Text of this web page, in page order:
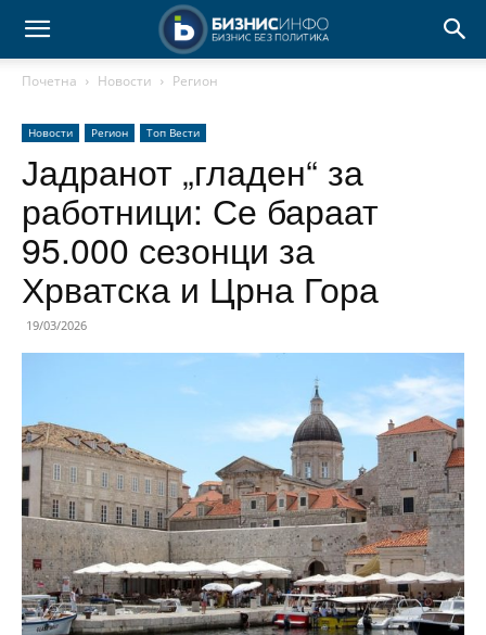
Почетна Новости Регион
Новости Регион Топ Вести
Јадранот „гладен“ за
работници: Се бараат
95.000 сезонци за
Хрватска и Црна Гора
19/03/2026